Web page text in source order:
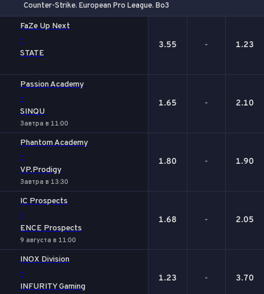
Counter-Strike. European Pro League. Bo3
FaZe Up Next
-
STATE
3.55 - 1.23
Passion Academy
-
SINQU
Завтра в 11:00
1.65 - 2.10
Phantom Academy
-
VP.Prodigy
Завтра в 13:30
1.80 - 1.90
IC Prospects
-
ENCE Prospects
9 августа в 11:00
1.68 - 2.05
INOX Division
-
INFURITY Gaming
1.23 - 3.70